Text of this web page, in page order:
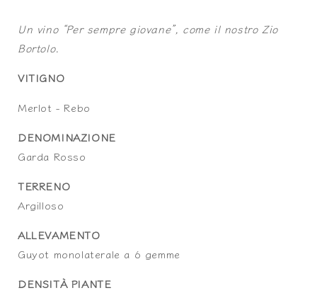
Un vino “Per sempre giovane”, come il nostro Zio
Bortolo.
VITIGNO
Merlot - Rebo
DENOMINAZIONE
Garda Rosso
TERRENO
Argilloso
ALLEVAMENTO
Guyot monolaterale a 6 gemme
DENSITÀ PIANTE